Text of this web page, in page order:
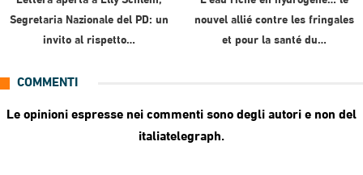
Segretaria Nazionale del PD: un
invito al rispetto…
nouvel allié contre les fringales
et pour la santé du…
COMMENTI
Le opinioni espresse nei commenti sono degli autori e non del
italiatelegraph.